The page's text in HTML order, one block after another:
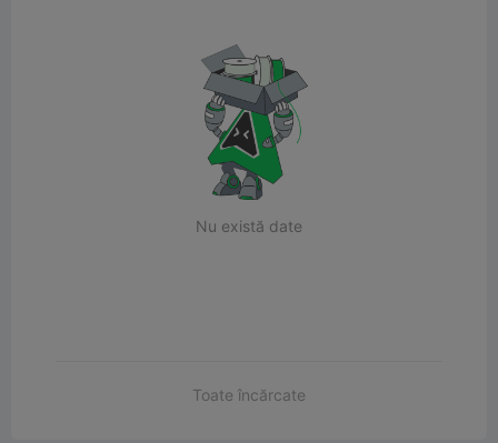
Nu există date
Toate încărcate